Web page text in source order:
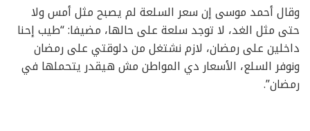
وقال أحمد موسى إن سعر السلعة لم يصبح مثل أمس ولا
حتى مثل الغد، لا توجد سلعة على حالها، مضيفا: “طيب إحنا
داخلين على رمضان، لازم نشتغل من دلوقتي على رمضان
ونوفر السلع، الأسعار دي المواطن مش هيقدر يتحملها في
رمضان”.